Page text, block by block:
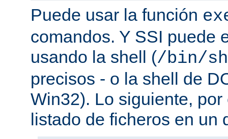
Puede usar la función
comandos. Y SSI puede
usando la shell (/bin/sh
precisos - o la shell de
Win32). Lo siguiente,
listado de ficheros en un